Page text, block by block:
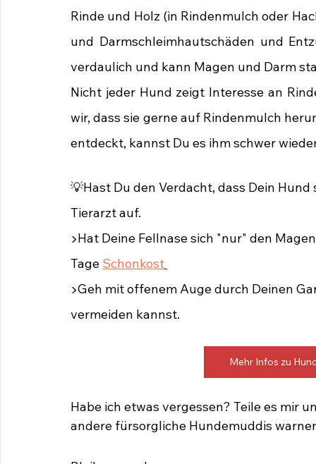
Rinde und Holz (in Rindenmulch oder
und Darmschleimhautschäden und
verdaulich und kann Magen und Darm
Nicht jeder Hund zeigt Interesse an
wir, dass sie gerne auf Rindenmulch
entdeckt, kannst Du es ihm schwer
💡Hast Du den Verdacht, dass Dein
Tierarzt auf.
▶️Hat Deine Fellnase sich "nur" den
Tage Schonkost
▶️Geh mit offenem Auge durch Deinen
vermeiden kannst.
Mehr Infos zu
Habe ich etwas vergessen? Teile es mir
andere fürsorgliche Hundemuddis